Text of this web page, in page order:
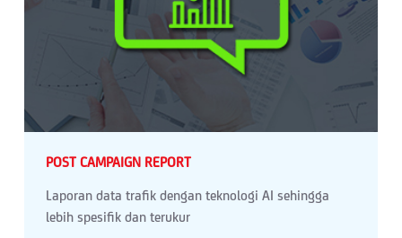
POST CAMPAIGN REPORT
Laporan data trafik dengan teknologi AI sehingga
lebih spesifik dan terukur